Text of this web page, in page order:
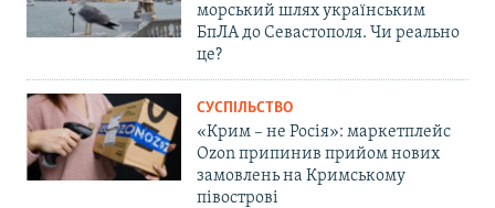
морський шлях українським
БпЛА до Севастополя. Чи реально
це?
СУСПІЛЬСТВО
«Крим – не Росія»: маркетплейс
Ozon припинив прийом нових
замовлень на Кримському
півострові